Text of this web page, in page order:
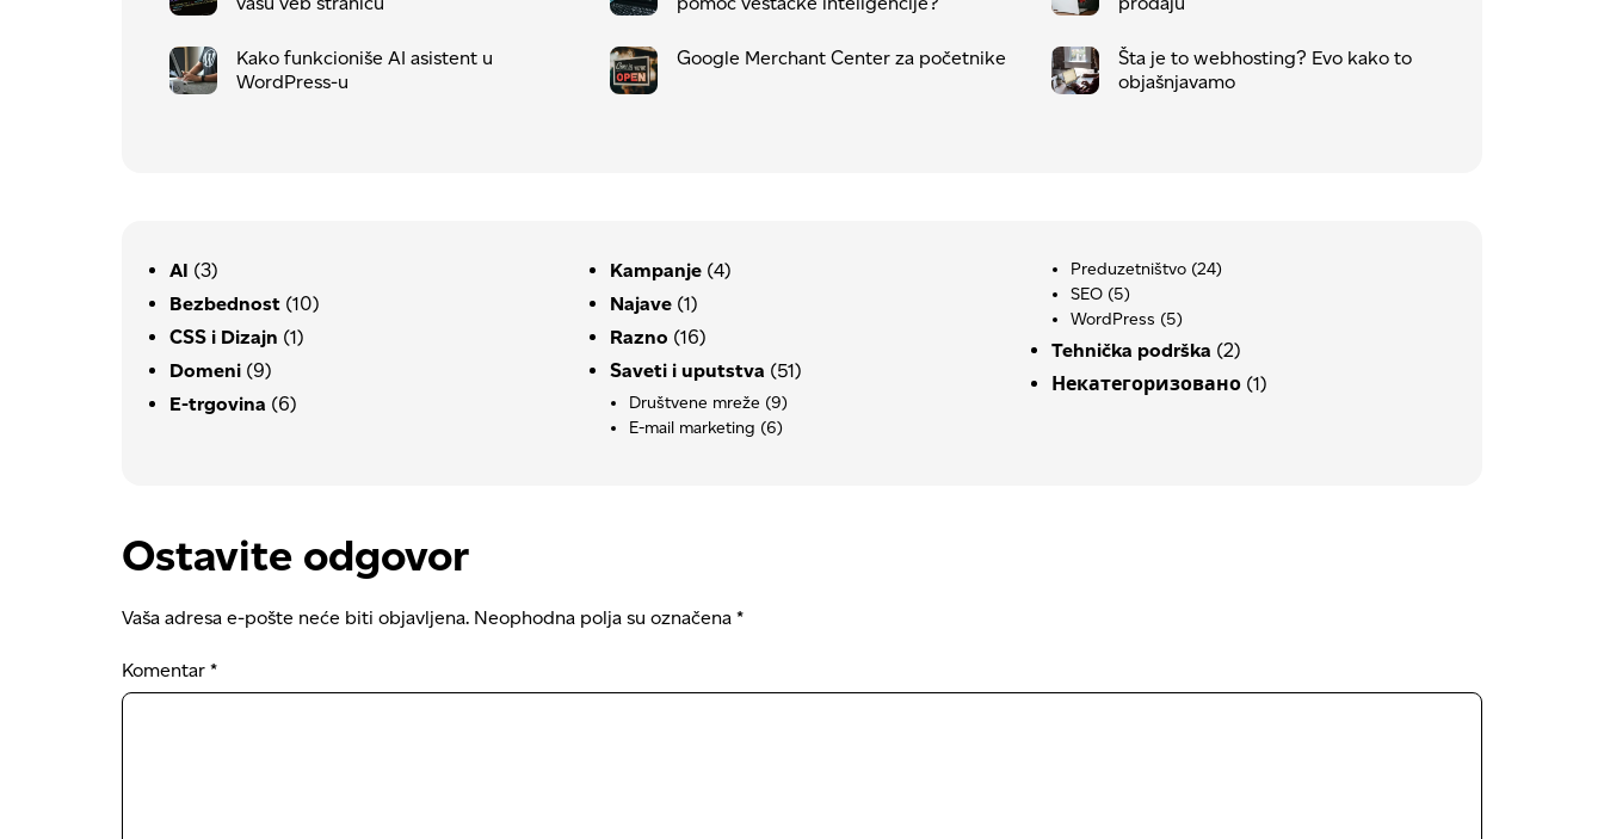
Kako funkcioniše AI asistent u
WordPress-u
Google Merchant Center za početnike
Šta je to webhosting? Evo kako to
objašnjavamo
AI (3)
Bezbednost (10)
CSS i Dizajn (1)
Domeni (9)
E-trgovina (6)
Kampanje (4)
Najave (1)
Razno (16)
Saveti i uputstva (51)
Društvene mreže (9)
E-mail marketing (6)
Preduzetništvo(24)
SEO(5)
WordPress (5)
Tehnička podrška (2)
Некатегоризовано(1)
Ostavite odgovor
Vaša adresa e-pošte neće biti objavljena. Neophodna polja su označena *
Komentar *